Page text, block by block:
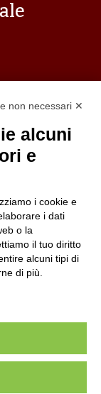
Follow us
non necessari ✕
alcuni
e
i cookie e
i dati
o la
il tuo diritto
alcuni tipi di
di più.